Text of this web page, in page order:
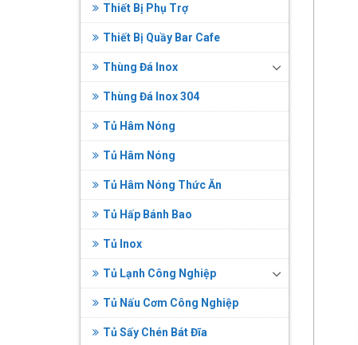
Thiết Bị Phụ Trợ
Thiết Bị Quầy Bar Cafe
Thùng Đá Inox
Thùng Đá Inox 304
Tủ Hâm Nóng
Tủ Hâm Nóng
Tủ Hâm Nóng Thức Ăn
Tủ Hấp Bánh Bao
Tủ Inox
Tủ Lạnh Công Nghiệp
Tủ Nấu Cơm Công Nghiệp
Tủ Sấy Chén Bát Đĩa